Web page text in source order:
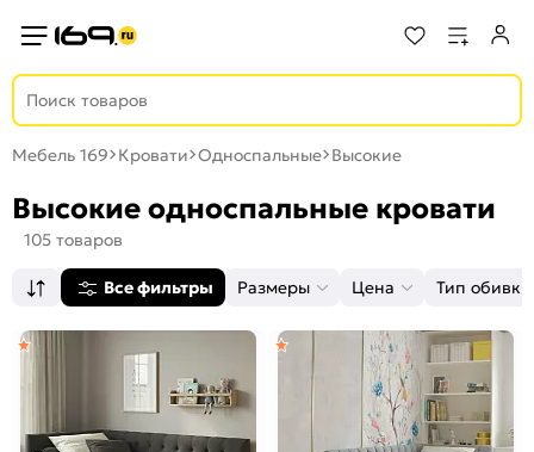
Мебель 169 Кровати Односпальные Высокие
Высокие односпальные кровати
105 товаров
Все фильтры Размеры Цена Тип обивки